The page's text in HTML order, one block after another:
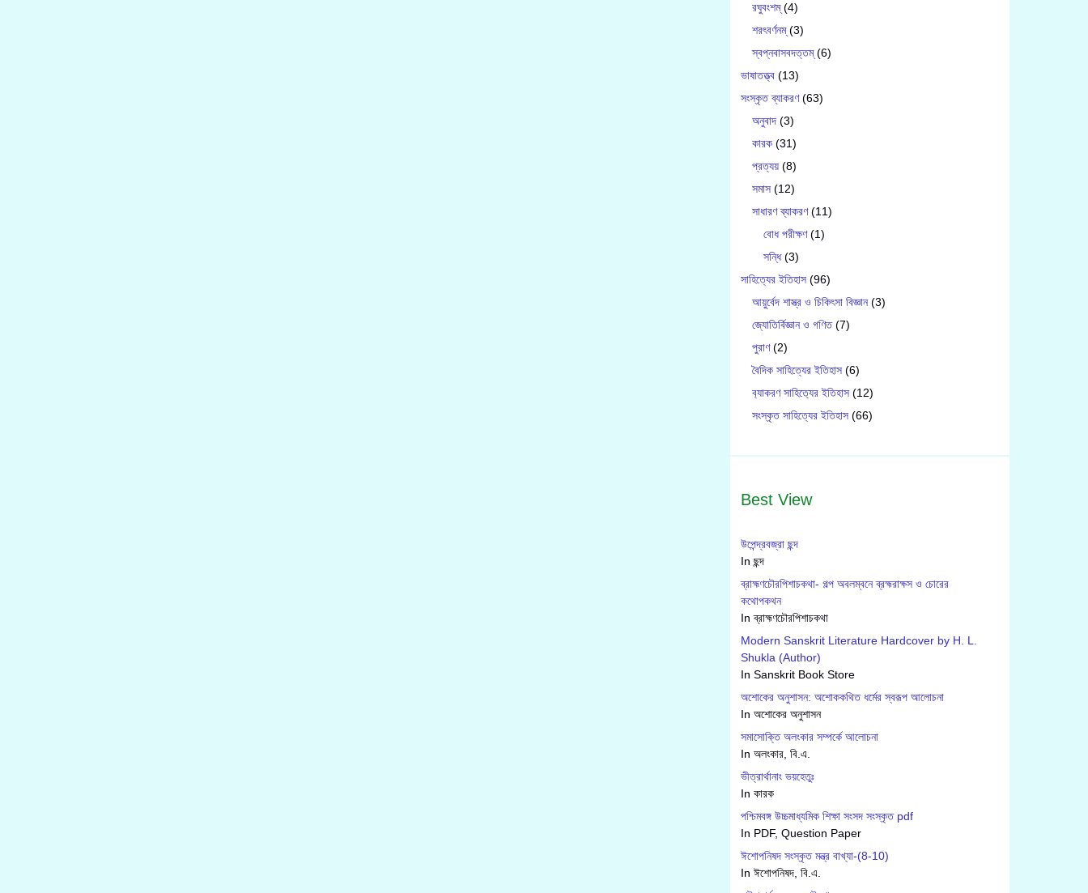
রঘুবংশম্(4)
শরৎবর্ণনম্(3)
স্বপ্নবাসবদত্তম্(6)
ভাষাতত্ত্ব (13)
সংস্কৃত ব্যাকরণ(63)
অনুবাদ (3)
কারক (31)
প্রত্যয় (8)
সমাস (12)
সাধারণ ব্যাকরণ(11)
বোধ পরীক্ষণ(1)
সন্ধি(3)
সাহিত্যের ইতিহাস (96)
আয়ুর্বেদ শাস্ত্র ও চিকিৎসা বিজ্ঞান(3)
জ্যোতির্বিজ্ঞান ও গণিত(7)
পুরাণ(2)
বৈদিক সাহিত্যের ইতিহাস (6)
ব‍্যাকরণ সাহিত‍্যের ইতিহাস (12)
সংস্কৃত সাহিত্যের ইতিহাস (66)
Best View
উপেন্দ্রবজ্রা ছন্দ
In ছন্দ
ব্রাহ্মণচৌরপিশাচকথা- গল্প অবলম্বনে ব্রহ্মরাক্ষস ও চোরের
কথোপকথন
In ব্রাহ্মণচৌরপিশাচকথা
Modern Sanskrit Literature Hardcover by H. L.
Shukla (Author)
In Sanskrit Book Store
অশোকের অনুশাসন: অশোককথিত ধর্মের স্বরূপ আলোচনা
In অশোকের অনুশাসন
সমাসোক্তি অলংকার সম্পর্কে আলোচনা
In অলংকার, বি.এ.
ভীত্রার্থানাং ভয়হেতুঃ
In কারক
পশ্চিমবঙ্গ উচ্চমাধ্যমিক শিক্ষা সংসদ সংস্কৃত pdf
In PDF, Question Paper
ঈশোপনিষদ সংস্কৃত মন্ত্র বাখ্যা-(8-10)
In ঈশোপনিষদ, বি.এ.